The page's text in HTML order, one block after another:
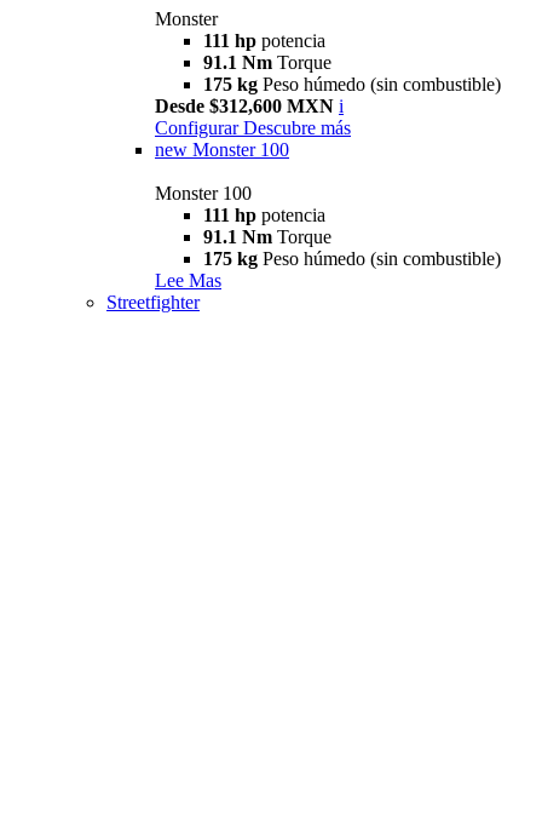
Monster
111 hp potencia
91.1 Nm Torque
175 kg Peso húmedo (sin combustible)
Desde $312,600 MXN i
Configurar Descubre más
new Monster 100
Monster 100
111 hp potencia
91.1 Nm Torque
175 kg Peso húmedo (sin combustible)
Lee Mas
Streetfighter